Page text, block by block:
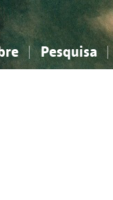
Pesquisa
sociais...
sociais...